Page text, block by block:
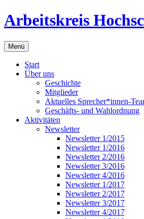
Zum
Inhalt
Arbeitskreis
Menü
Start
Über uns
Geschichte
Mitglieder
Aktuelles Sprecher*innen-
Geschäfts- und Wahlordnung
Aktivitäten
Newsletter
Newsletter 1/2015
Newsletter 1/2016
Newsletter 2/2016
Newsletter 3/2016
Newsletter 4/2016
Newsletter 1/2017
Newsletter 2/2017
Newsletter 3/2017
Newsletter 4/2017